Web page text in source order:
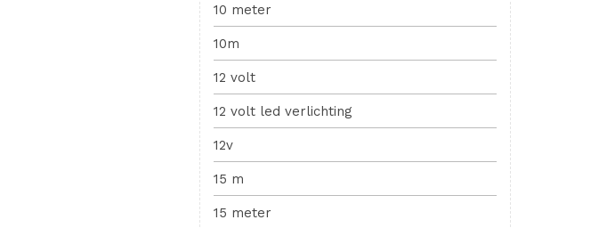
10 meter
10m
12 volt
12 volt led verlichting
12v
15 m
15 meter